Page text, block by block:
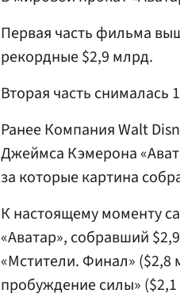
Первая часть фильма
рекордные $2,9 млрд.
Вторая часть снималась
Ранее Компания Walt
Джеймса Кэмерона
за которые картина
К настоящему моменту
«Аватар», собравший
«Мстители. Финал» ($2,8
пробуждение силы»